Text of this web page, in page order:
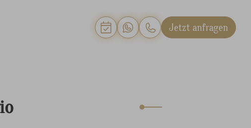
Jetzt anfragen